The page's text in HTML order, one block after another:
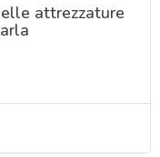
attrezzature